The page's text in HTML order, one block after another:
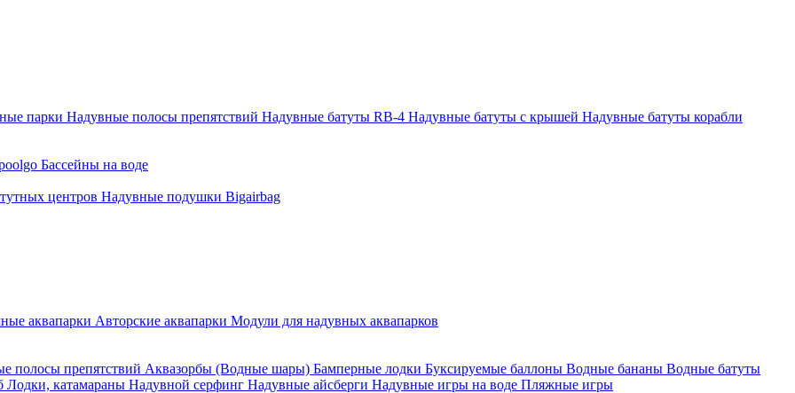
парки Надувные полосы препятствий Надувные батуты RB-4 Надувные батуты с крышей Надувные батуты корабли
Бассейны на воде
центров Надувные подушки Bigairbag
аквапарки Авторские аквапарки Модули для надувных аквапарков
полосы препятствий Аквазорбы (Водные шары) Бамперные лодки Буксируемые баллоны Водные бананы Водные батуты
Лодки, катамараны Надувной серфинг Надувные айсберги Надувные игры на воде Пляжные игры